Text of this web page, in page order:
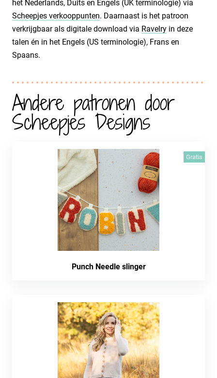
het Nederlands, Duits en Engels (UK terminologie) via
Scheepjes verkooppunten. Daarnaast is het patroon
verkrijgbaar als digitale download via Ravelry in deze
talen én in het Engels (US terminologie), Frans en
Spaans.
Andere patronen door
Scheepjes Designs
Gratis
Punch Needle slinger